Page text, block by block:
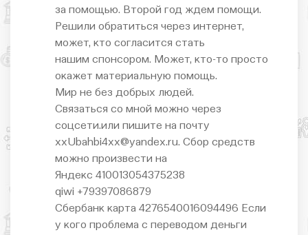
за помощью. Второй год ждем помощи.
Решили обратиться через интернет,
может, кто согласится стать
нашим спонсором. Может, кто-то просто
окажет материальную помощь.
Мир не без добрых людей.
Связаться со мной можно через
соцсети.или пишите на почту
xxUbahbi4xx@yandex.ru. Сбор средств
можно произвести на
Яндекс 410013054375238
qiwi +79397086879
Сбербанк карта 4276540016094496 Если
у кого проблема с переводом деньги